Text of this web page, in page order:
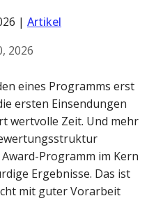
| Artikel
2026
eines Programms erst
ersten Einsendungen
wertvolle Zeit. Und mehr
Programm im Kern
Ergebnisse. Das ist
mit guter Vorarbeit